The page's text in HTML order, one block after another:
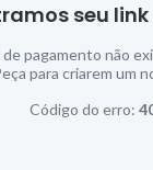
seu
de pagamento não
para criarem um
Código do erro: